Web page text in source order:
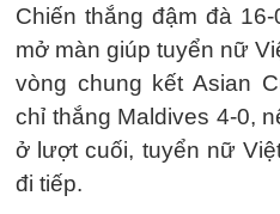
Chiến thắng đậm đà
mở màn giúp tuyển nữ
vòng chung kết Asian
chỉ thắng Maldives 4-0,
ở lượt cuối, tuyển nữ
đi tiếp.